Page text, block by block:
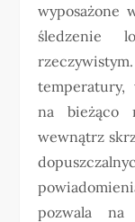
wyposażone
śledzenie
temperatury,
na bieżąco
wewnątrz
pozwala